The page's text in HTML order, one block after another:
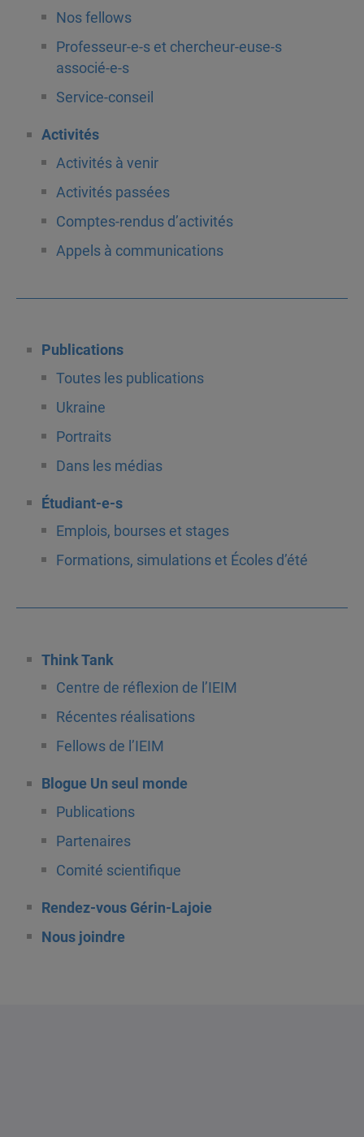
Nos fellows
Professeur-e-s et chercheur-euse-s
associé-e-s
Service-conseil
Activités
Activités à venir
Activités passées
Comptes-rendus d’activités
Appels à communications
Publications
Toutes les publications
Ukraine
Portraits
Dans les médias
Étudiant-e-s
Emplois, bourses et stages
Formations, simulations et Écoles d’été
Think Tank
Centre de réflexion de l’IEIM
Récentes réalisations
Fellows de l’IEIM
Blogue Un seul monde
Publications
Partenaires
Comité scientifique
Rendez-vous Gérin-Lajoie
Nous joindre